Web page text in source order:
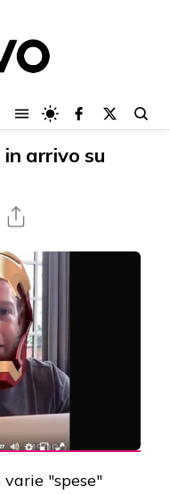
arrivo su
"spese"